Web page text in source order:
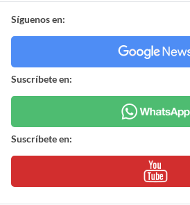
Síguenos en:
Suscríbete en:
Suscríbete en: